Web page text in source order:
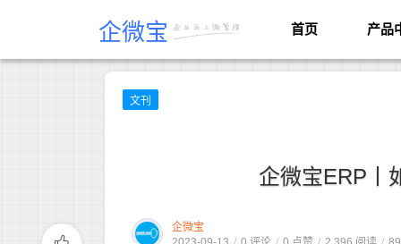
企微宝 首页 产品
文刊
企微宝ERP丨
企微宝